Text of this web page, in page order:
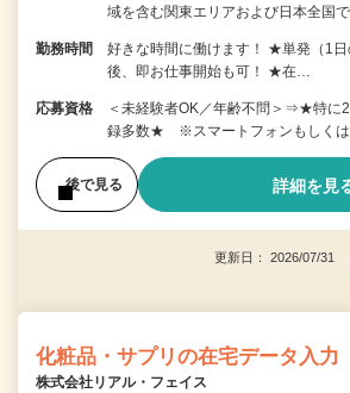
域を含む関東エリアおよび日本全国
勤務時間
好きな時間に働けます！ ★単発（1
後、即お仕事開始も可！ ★在…
応募資格
＜未経験者OK／年齢不問＞⇒★特に
録多数★ ※スマートフォンもしくは
後で見る 詳細を見
更新日： 2026/07/31
化粧品・サプリの在宅データ入力
株式会社リアル・フェイス